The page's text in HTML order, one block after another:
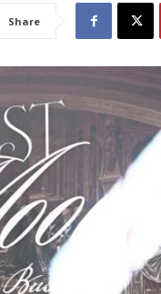
Share